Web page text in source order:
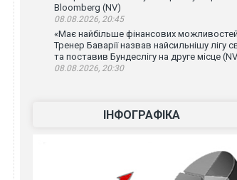
Bloomberg (NV)
08.08.2026, 20:45
«Має найбільше фінансових
Тренер Баварії назвав найсильнішу лігу
та поставив Бундеслігу на друге місце
08.08.2026, 20:30
ІНФОГРАФІКА